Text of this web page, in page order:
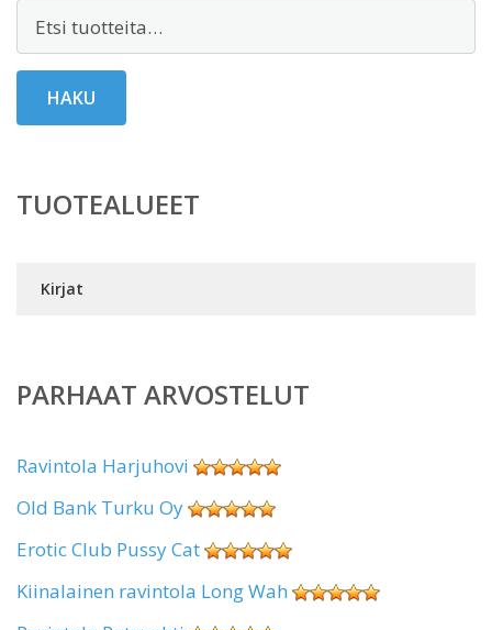
HAKU
TUOTEALUEET
Kirjat
PARHAAT ARVOSTELUT
Ravintola Harjuhovi
Old Bank Turku Oy
Erotic Club Pussy Cat
Kiinalainen ravintola Long Wah